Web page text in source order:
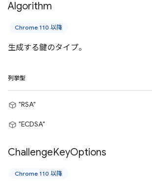
Algorithm
Chrome 110 以降
生成する鍵のタイプ。
列挙型
"RSA"
"ECDSA"
ChallengeKeyOptions
Chrome 110 以降